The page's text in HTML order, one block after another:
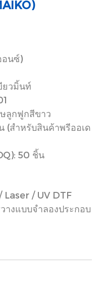
อนซ์)
ยวมิ้นท์
ลูกฟูกสีขาว
(สำหรับสินค้าพรีออเด
50 ชิ้น
/ UV DTF
างแบบจำลองประกอบ